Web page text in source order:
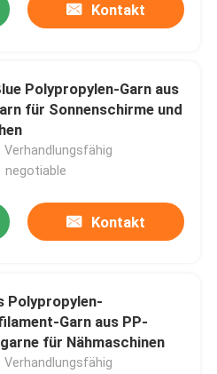
Kontakt
Polypropylen-Garn aus
für Sonnenschirme und
Verhandlungsfähig
negotiable
Kontakt
Polypropylen-
Garn aus PP-
für Nähmaschinen
Verhandlungsfähig